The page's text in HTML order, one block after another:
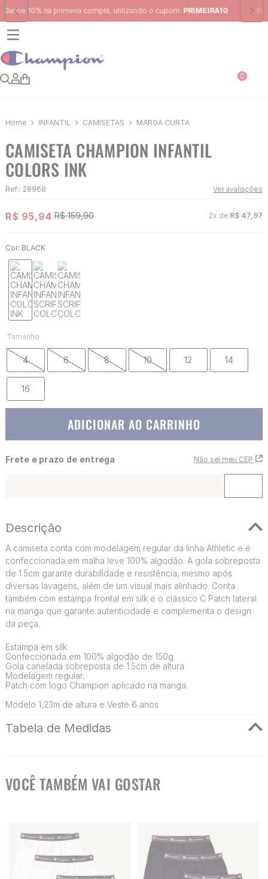
Frete Grátispara região Sudeste em pedidos acima de R$ 399,00
0
INFANTIL CAMISETAS MARGA CURTA
CAMISETA CHAMPION INFANTIL
COLORS INK
Ref:: 28968 Ver avaliações
R$ 95,94 R$ 159,90 2x de R$ 47 97
Cor: BLACK
Tamanho
4 6 8 10 12 14
16
ADICIONAR AO CARRINHO
Frete e prazo de entrega Não sei meu CEP
Descrição
A camiseta conta com modelagem regular da linha Athletic e é
confeccionada em malha leve 100% algodão. A gola sobreposta
de 1.5cm garante durabilidade e resistência, mesmo após
diversas lavagens, além de um visual mais alinhado. Conta
também com estampa frontal em silk e o clássico C Patch lateral
na manga que garante autenticidade e complementa o design
da peça.
Estampa em silk
Confeccionada em 100% algodão de 150g
Gola canelada sobreposta de 1.5cm de altura
Modelagem regular.
Patch com logo Champion aplicado na manga.
Modelo 1,23m de altura e Veste 6 anos
Tabela de Medidas
VOCÊ TAMBÉM VAI GOSTAR